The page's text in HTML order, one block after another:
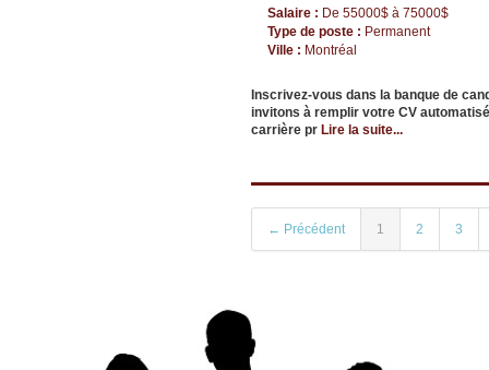
Salaire : De 55000$ à 75000$
Type de poste : Permanent
Ville : Montréal
Inscrivez-vous dans la banque de
invitons à remplir votre CV
carrière pr Lire la suite...
← Précédent 1 2 3